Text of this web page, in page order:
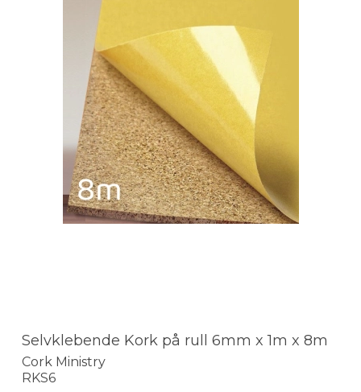
Selvklebende Kork på rull 6mm x 1m x 8m
Cork Ministry
RKS6